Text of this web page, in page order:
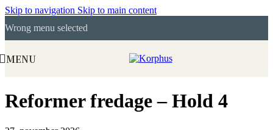
Skip to navigation Skip to main content
Wrong menu selected
MENU
Reformer fredage – Hold 4